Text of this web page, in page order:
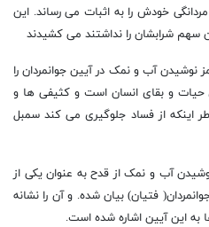
خودش را به اثبات می رساند. این
سهم شرابشان را نداشتند می کشیدند
نوشیدن آب و نمک در آیین جوانمردان را
و بقای انسان است و کثیفی ها و
اینکه از فساد جلوگیری می کند سمبل
آب و نمک از قدح به عنوان یکی از
فتیان) بیان شده. و آن را نشانه
به این آیین اشاره شده است.